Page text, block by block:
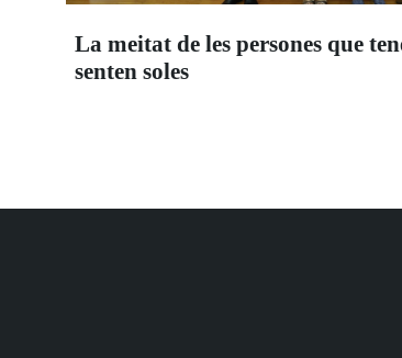
La meitat de les persones que
senten soles